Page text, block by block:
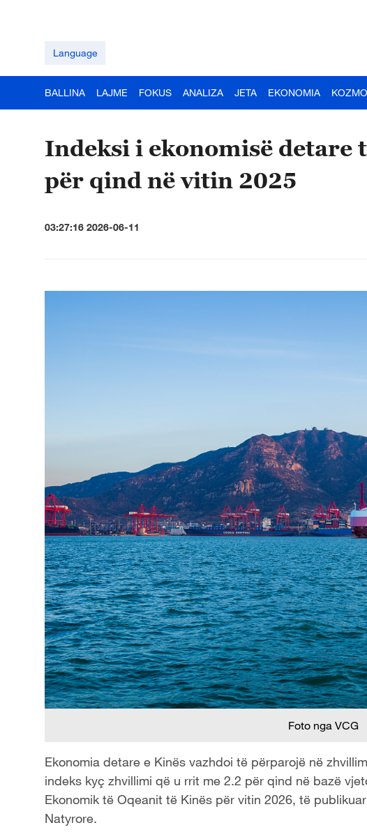
Language
BALLINA LAJME FOKUS ANALIZA JETA EKONOMIA
Indeksi i ekonomisë detare
për qind në vitin 2025
03:27:16 2026-06-11
Foto nga VCG
Ekonomia detare e Kinës vazhdoi të përparojë në
indeks kyç zhvillimi që u rrit me 2.2 për qind në bazë
Ekonomik të Oqeanit të Kinës për vitin 2026, të
Natyrore.